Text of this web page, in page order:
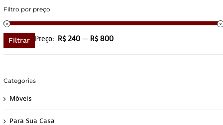
Filtro por preço
Filtrar Preço: R$ 240— R$ 800
Categorias
Móveis
Para Sua Casa